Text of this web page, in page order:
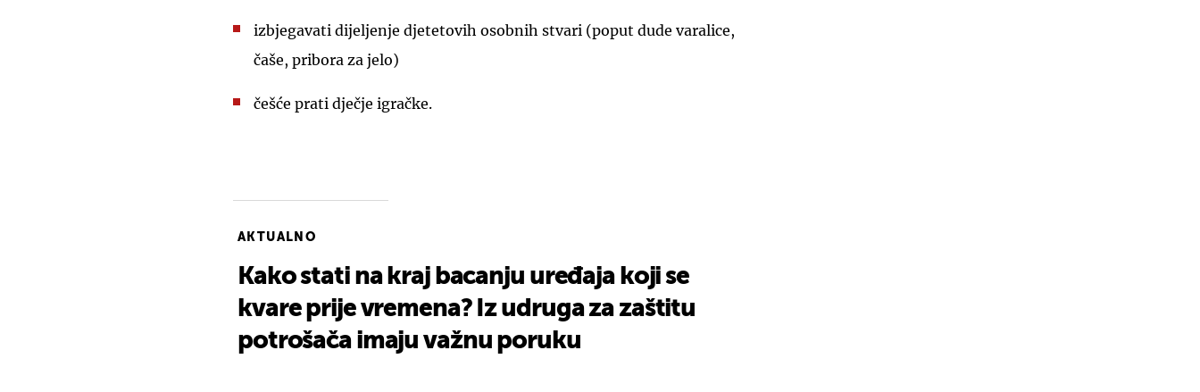
izbjegavati dijeljenje djetetovih osobnih stvari (poput dude varalice,
čaše, pribora za jelo)
češće prati dječje igračke.
AKTUALNO
Kako stati na kraj bacanju uređaja koji se
kvare prije vremena? Iz udruga za zaštitu
potrošača imaju važnu poruku